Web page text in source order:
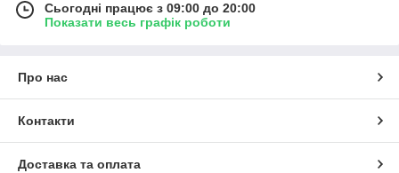
Сьогодні працює з 09:00 до 20:00
Показати весь графік роботи
Про нас
Контакти
Доставка та оплата